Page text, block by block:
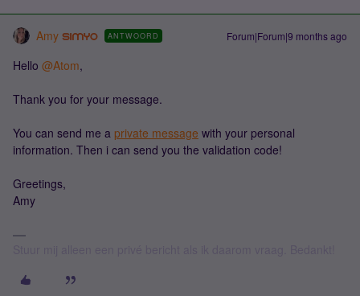
Amy ANTWOORD Forum|Forum|9 months ago
Hello ​ @Atom,
Thank you for your message.
You can send me a private message with your personal
information. Then i can send you the validation code!
Greetings,
Amy